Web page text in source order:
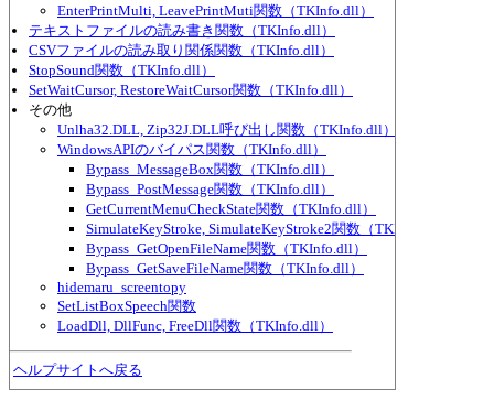
EnterPrintMulti, LeavePrintMuti関数（TKInfo.dll）
テキストファイルの読み書き関数（TKInfo.dll）
CSVファイルの読み取り関係関数（TKInfo.dll）
StopSound関数（TKInfo.dll）
SetWaitCursor, RestoreWaitCursor関数（TKInfo.dll）
その他
Unlha32.DLL, Zip32J.DLL呼び出し関数（TKInfo.dll）
WindowsAPIのバイパス関数（TKInfo.dll）
Bypass_MessageBox関数（TKInfo.dll）
Bypass_PostMessage関数（TKInfo.dll）
GetCurrentMenuCheckState関数（TKInfo.dll）
SimulateKeyStroke, SimulateKeyStroke2関数（TKInfo.dll）
Bypass_GetOpenFileName関数（TKInfo.dll）
Bypass_GetSaveFileName関数（TKInfo.dll）
hidemaru_screentopy
SetListBoxSpeech関数
LoadDll, DllFunc, FreeDll関数（TKInfo.dll）
ヘルプサイトへ戻る